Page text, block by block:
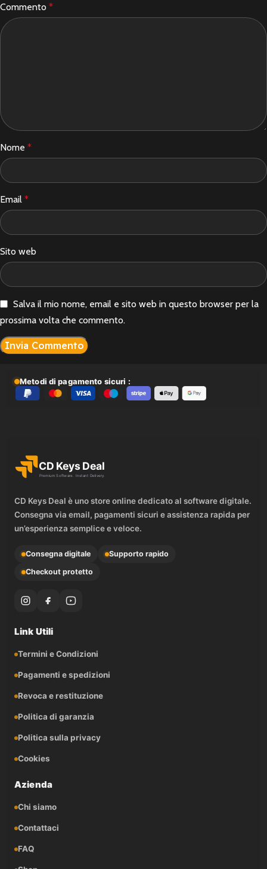
Commento *
Nome *
Email *
Sito web
Salva il mio nome, email e sito web in questo browser per la
prossima volta che commento.
Metodi di pagamento sicuri :
CD Keys Deal è uno store online dedicato al software digitale.
Consegna via email, pagamenti sicuri e assistenza rapida per
un’esperienza semplice e veloce.
Consegna digitale
Supporto rapido
Checkout protetto
Link Utili
Termini e Condizioni
Pagamenti e spedizioni
Revoca e restituzione
Politica di garanzia
Politica sulla privacy
Cookies
Azienda
Chi siamo
Contattaci
FAQ